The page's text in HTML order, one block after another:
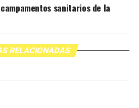
sanitarios de la
RELACIONADAS